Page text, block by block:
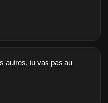
autres, tu vas pas au